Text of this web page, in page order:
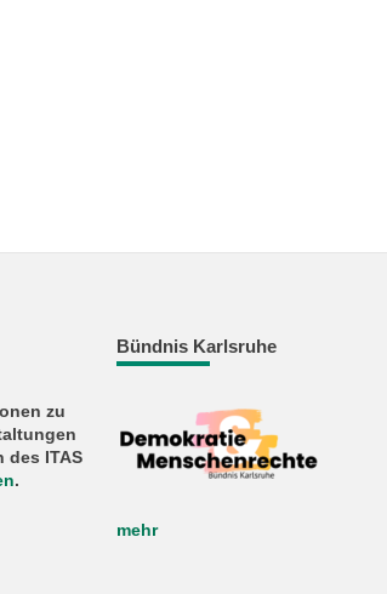
zu
des ITAS
.
Bündnis Karlsruhe
mehr